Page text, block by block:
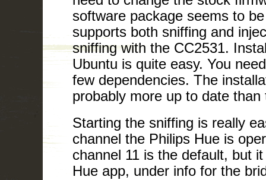
software package seems to
supports both sniffing and
sniffing with the CC2531.
Ubuntu is quite easy. You
few dependencies. The
probably more up to date than
Starting the sniffing is really
channel the Philips Hue is
channel 11 is the default, but
Hue app, under info for the